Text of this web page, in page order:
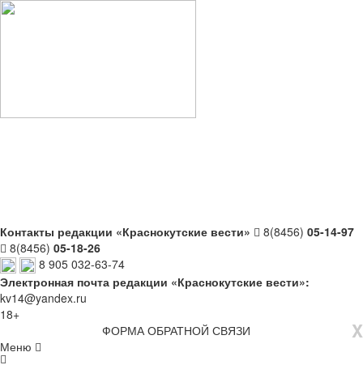
Контакты редакции «Краснокутские вести» 8(8456) 05-14-97
8(8456) 05-18-26
8 905 032-63-74
Электронная почта редакции «Краснокутские вести»:
kv14@yandex.ru
18+
X
ФОРМА ОБРАТНОЙ СВЯЗИ
Меню